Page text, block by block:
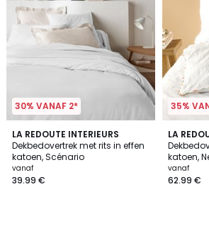
30% VANAF 2*
LA REDOUTE INTERIEURS
Dekbedovertrek met rits in effen
katoen, Scénario
vanaf
39.99 €
4
/
5
22
Kleuren
35%
LA
katoen,
vanaf
62.99 €
4.4
/ 5